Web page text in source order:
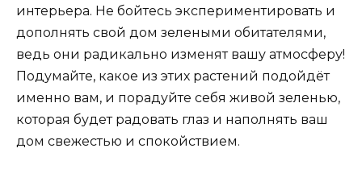
интерьера. Не бойтесь экспериментировать и
дополнять свой дом зелеными обитателями,
ведь они радикально изменят вашу атмосферу!
Подумайте, какое из этих растений подойдёт
именно вам, и порадуйте себя живой зеленью,
которая будет радовать глаз и наполнять ваш
дом свежестью и спокойствием.